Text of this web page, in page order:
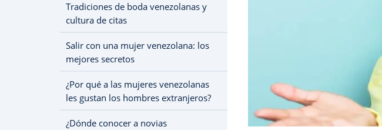
Tradiciones de boda venezolanas y
cultura de citas
Salir con una mujer venezolana: los
mejores secretos
¿Por qué a las mujeres venezolanas
les gustan los hombres extranjeros?
¿Dónde conocer a novias